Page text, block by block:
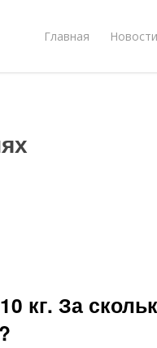
Главная Новости
кг. За